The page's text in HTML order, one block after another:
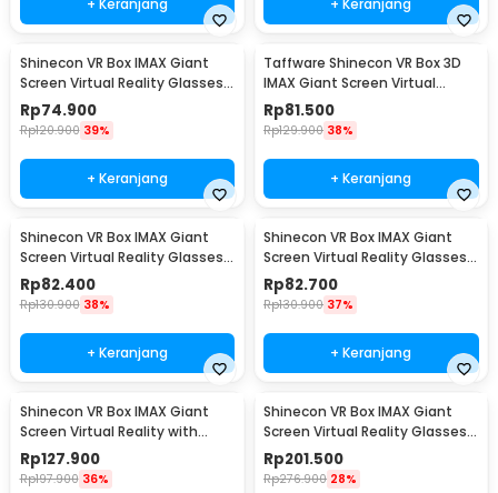
Shinecon VR Box IMAX Giant
Screen Virtual Reality Glasses -
G10
Rp74.900
Rp120.900 39%
+ Keranjang
Taffware Shinecon VR Box 3D
IMAX Giant Screen Virtual
Reality Glasses - SC-G13
Rp81.500
Rp129.900 38%
+ Keranjang
Shinecon VR Box IMAX Giant
Screen Virtual Reality Glasses -
SC-G12
Rp82.400
Rp130.900 38%
+ Keranjang
Shinecon VR Box IMAX Giant
Screen Virtual Reality Glasses -
SC-G06B
Rp82.700
Rp130.900 37%
+ Keranjang
Shinecon VR Box IMAX Giant
Screen Virtual Reality with
Remote - SC-G06B
Rp127.900
Rp197.900 36%
Shinecon VR Box IMAX Giant
Screen Virtual Reality Glasses
with Headset - SC-G06EB
Rp201.500
Rp276.900 28%